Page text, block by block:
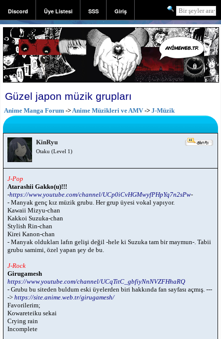
Discord Üye Listesi SSS Giriş
Kayıt
Güzel japon müzik grupları
Anime Manga Forum -> Anime Müzikleri ve AMV-> J-Müzik
KinRyu
Otaku (Level 1)
J-Pop
Atarashii Gakko(u)!!!
-https://www.youtube.com/channel/UCp0iCvHGMwyfPHpYq7n2sPw-
- Manyak genç kız müzik grubu. Her grup üyesi vokal yapıyor.
Kawaii Mizyu-chan
Kakkoi Suzuka-chan
Stylish Rin-chan
Kirei Kanon-chan
- Manyak oldukları lafın gelişi değil -hele ki Suzuka tam bir maymun-. Tabii
grubu samimi, özel yapan şey de bu.
J-Rock
Girugamesh
https://www.youtube.com/channel/UCqTitC_gbfiyNnNVZFHhaRQ
- Grubu bu siteden buldum eski üyelerden biri hakkında fan sayfası açmış. ---
-> https://site.anime.web.tr/girugamesh/
Favorilerim;
Kowareteiku sekai
Crying rain
Incomplete